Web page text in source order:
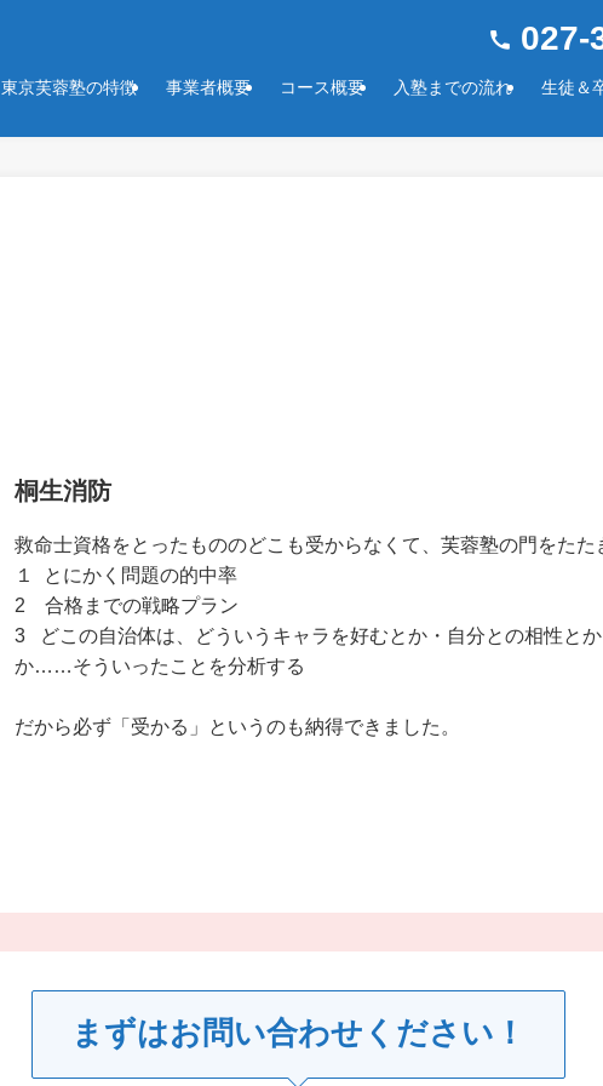
東京芙蓉塾の特徴 事業者概要 コース概要 入塾までの流れ 生徒＆
027-
桐生消防
救命士資格をとったもののどこも受からなくて、芙蓉塾の門をたた
１  とにかく問題の的中率
2　合格までの戦略プラン
3   どこの自治体は、どういうキャラを好むとか・自分との相性と
か……そういったことを分析する
だから必ず「受かる」というのも納得できました。
まずはお問い合わせください！